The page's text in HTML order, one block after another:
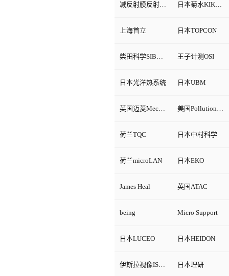
减反射膜反射比智能测试仪 日本菊水KIKUSUI
上海首立 日本TOPCON
柴田科学SIBATA 王子计测OSI
日本光洋热系统 日本UBM
英国迈菱Mecmesin 美国Pollution Control Products
荷兰TQC 日本中村科学
荷兰microLAN 日本EKO
James Heal 英国ATAC
being Micro Support
日本LUCEO 日本HEIDON
伊斯拉视像ISRA VISION 日本理研